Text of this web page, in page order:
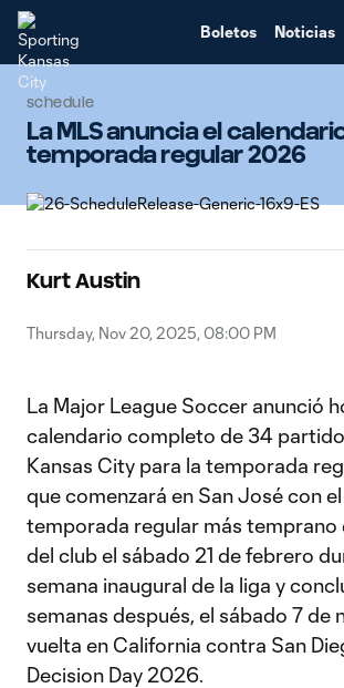
Boletos Noticias
schedule
La MLS anuncia el
temporada regular 2026
Kurt Austin
Thursday, Nov 20, 2025, 08:00 PM
La Major League Soccer anunció
calendario completo de 34
Kansas City para la temporada
que comenzará en San José con
temporada regular más temprano
del club el sábado 21 de febrero
semana inaugural de la liga y
semanas después, el sábado 7 de
vuelta en California contra San
Decision Day 2026.